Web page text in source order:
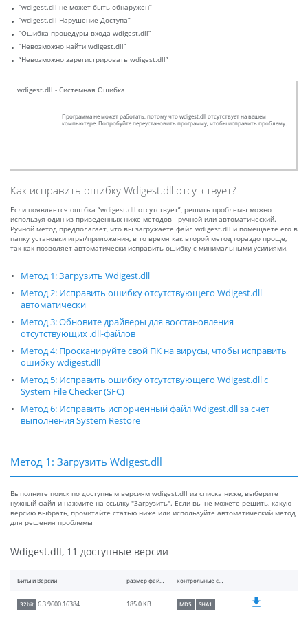
“wdigest.dll не может быть обнаружен”
“wdigest.dll Нарушение Доступа”
“Ошибка процедуры входа wdigest.dll”
“Невозможно найти wdigest.dll”
“Невозможно зарегистрировать wdigest.dll”
wdigest.dll - Системная Ошибка
Программа не может работать, потому что wdigest.dll отсутствует на вашем
компьютере. Попробуйте переустановить программу, чтобы исправить проблему.
Как исправить ошибку Wdigest.dll отсутствует?
Если появляется оштбка “wdigest.dll отсутствует”, решить проблемы можно
используя один из приведенных ниже методов - ручной или автоматический.
Ручной метод предполагает, что вы загружаете файл wdigest.dll и помещаете его в
папку установки игры/приложения, в то время как второй метод гораздо проще,
так как позволяет автоматически исправить ошибку с минимальными усилиями.
Метод 1: Загрузить Wdigest.dll
Метод 2: Исправить ошибку отсутствующего Wdigest.dll
автоматически
Метод 3: Обновите драйверы для восстановления
отсутствующих .dll-файлов
Метод 4: Просканируйте свой ПК на вирусы, чтобы исправить
ошибку wdigest.dll
Метод 5: Исправить ошибку отсутствующего Wdigest.dll с
System File Checker (SFC)
Метод 6: Исправить испорченный файл Wdigest.dll за счет
выполнения System Restore
Метод 1: Загрузить Wdigest.dll
Выполните поиск по доступным версиям wdigest.dll из списка ниже, выберите
нужный файл и нажмите на ссылку "Загрузить". Если вы не можете решить, какую
версию выбрать, прочитайте статью ниже или используйте автоматический метод
для решения проблемы
Wdigest.dll, 11 доступные версии
Биты и Версии размер файлы контрольные суммы
32bit 6.3.9600.16384 185.0 KB MD5 SHA1